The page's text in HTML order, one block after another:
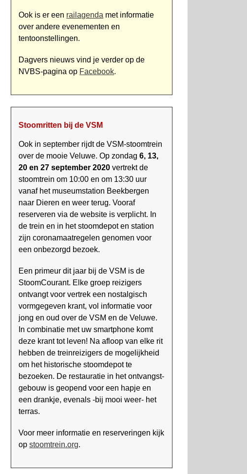
Ook is er een railagenda met informatie
over andere eve­ne­men­ten en
tentoonstellingen.
Dagvers nieuws vind je verder op de
NVBS-pagina op Facebook.
Stoomritten bij de VSM
Ook in september rijdt de VSM-stoomtrein
over de mooie Veluwe. Op zondag6, 13,
20 en 27 september 2020 vertrekt de
stoomtrein om 10:00 en om 13:30 uur
vanaf het museumstation Beekbergen
naar Dieren en weer terug. Vooraf
reserveren via de website is verplicht. In
de trein en in het stoomdepot en station
zijn coronamaatregelen genomen voor
een onbezorgd bezoek.
Een primeur dit jaar bij de VSM is de
StoomCourant. Elke groep reizigers
ontvangt voor vertrek een nostalgisch
vormgegeven krant, vol informatie voor
jong en oud over de VSM en de Veluwe.
In combinatie met uw smartphone komt
deze krant tot leven! Na afloop van elke rit
hebben de treinreizigers de moge­lijk­heid
om het historische stoom­depot te
bezoeken. De restauratie in het ontvangst­
gebouw is geopend voor een hapje en
een drankje, evenals -bij mooi weer- het
terras.
Voor meer informatie en re­ser­ve­rin­gen kijk
opstoomtrein.org.